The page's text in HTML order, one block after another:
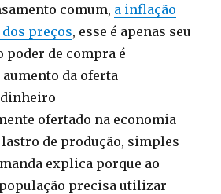
comum, a inflação
preços, esse é apenas seu
poder de compra é
da oferta
ofertado na economia
de produção, simples
explica porque ao
precisa utilizar